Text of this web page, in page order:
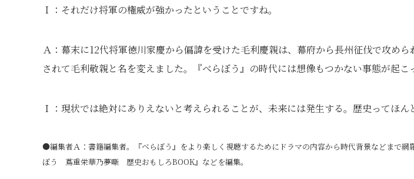
Ｉ：それだけ将軍の権威が強かったということですね。
Ａ：幕末に12代将軍徳川家慶から偏諱を受けた毛利慶親は、幕府から長州征伐で攻め
されて毛利敬親と名を変えました。『べらぼう』の時代には想像もつかない事態が起こ
Ｉ：現状では絶対にありえないと考えられることが、未来には発生する。歴史ってほん
●編集者Ａ：書籍編集者。『べらぼう』をより楽しく視聴するためにドラマの内容から時代背景などまで
ぼう 蔦重栄華乃夢噺 歴史おもしろBOOK』などを編集。